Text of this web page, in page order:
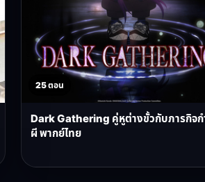
25 ตอน
Dark Gathering คู่หูต่างขั้วกับภารกิจก
ผี พากย์ไทย